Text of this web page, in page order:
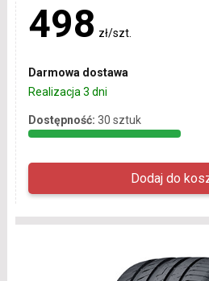
498 zł/szt.
Darmowa dostawa
Realizacja 3 dni
Dostępność: 30 sztuk